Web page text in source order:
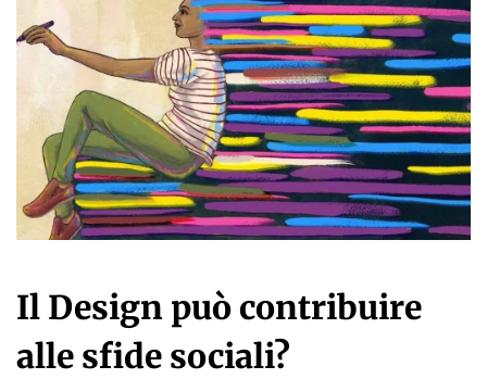
Il Design può contribuire
alle sfide sociali?